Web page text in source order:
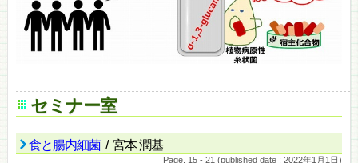
セミナー室
食と腸内細菌 / 宮本 潤基
Page. 15 - 21 (published date : 2022年1月1日)